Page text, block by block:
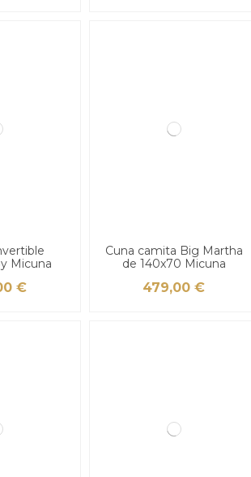
Micuna
€
Cuna camita Big Martha
de 140x70 Micuna
479,00 €